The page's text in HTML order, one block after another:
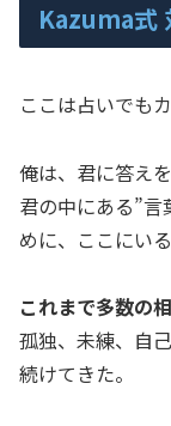
Kazuma式
ここは占いでも
俺は、君に答え
君の中にある”
めに、ここにいる
これまで多数の
孤独、未練、自
続けてきた。